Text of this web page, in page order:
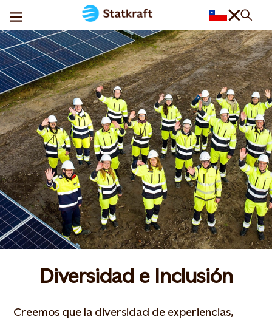
Diversidad e Inclusión
Creemos que la diversidad de experiencias,